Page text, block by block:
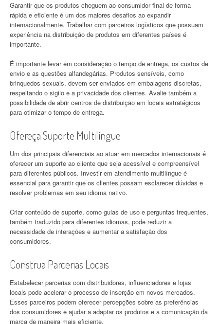
Garantir que os produtos cheguem ao consumidor final de forma
rápida e eficiente é um dos maiores desafios ao expandir
internacionalmente. Trabalhar com parceiros logísticos que possuam
experiência na distribuição de produtos em diferentes países é
importante.
É importante levar em consideração o tempo de entrega, os custos de
envio e as questões alfandegárias. Produtos sensíveis, como
brinquedos sexuais, devem ser enviados em embalagens discretas,
respeitando o sigilo e a privacidade dos clientes. Avalie também a
possibilidade de abrir centros de distribuição em locais estratégicos
para otimizar o tempo de entrega.
Ofereça Suporte Multilíngue
Um dos principais diferenciais ao atuar em mercados internacionais é
oferecer um suporte ao cliente que seja acessível e compreensível
para diferentes públicos. Investir em atendimento multilíngue é
essencial para garantir que os clientes possam esclarecer dúvidas e
resolver problemas em seu idioma nativo.
Criar conteúdo de suporte, como guias de uso e perguntas frequentes,
também traduzido para diferentes idiomas, pode reduzir a
necessidade de interações e aumentar a satisfação dos
consumidores.
Construa Parcerias Locais
Estabelecer parcerias com distribuidores, influenciadores e lojas
locais pode acelerar o processo de inserção em novos mercados.
Esses parceiros podem oferecer percepções sobre as preferências
dos consumidores e ajudar a adaptar os produtos e a comunicação da
marca de maneira mais eficiente.